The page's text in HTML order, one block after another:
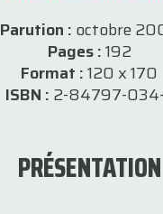
Parution : octobre
Pages :192
Format :120 x 170
ISBN : 2-84797-
PRÉSENTATION